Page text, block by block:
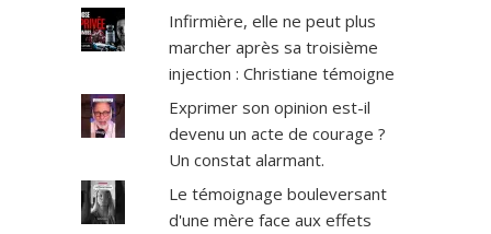
Infirmière, elle ne peut plus
marcher après sa troisième
injection : Christiane témoigne
Exprimer son opinion est-il
devenu un acte de courage ?
Un constat alarmant.
Le témoignage bouleversant
d'une mère face aux effets